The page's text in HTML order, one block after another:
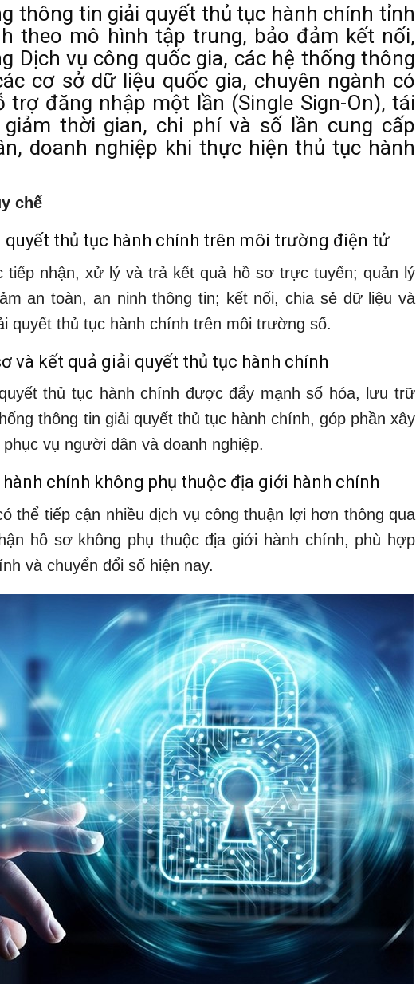
thông tin giải quyết thủ tục hành chính tỉnh
theo mô hình tập trung, bảo đảm kết nối,
Dịch vụ công quốc gia, các hệ thống thông
cơ sở dữ liệu quốc gia, chuyên ngành có
trợ đăng nhập một lần (Single Sign-On), tái
thời gian, chi phí và số lần cung cấp
doanh nghiệp khi thực hiện thủ tục hành
chế
quyết thủ tục hành chính trên môi trường điện tử
tiếp nhận, xử lý và trả kết quả hồ sơ trực tuyến; quản lý
an toàn, an ninh thông tin; kết nối, chia sẻ dữ liệu và
quyết thủ tục hành chính trên môi trường số.
và kết quả giải quyết thủ tục hành chính
thủ tục hành chính được đẩy mạnh số hóa, lưu trữ
thông tin giải quyết thủ tục hành chính, góp phần xây
vụ người dân và doanh nghiệp.
chính không phụ thuộc địa giới hành chính
thể tiếp cận nhiều dịch vụ công thuận lợi hơn thông qua
hồ sơ không phụ thuộc địa giới hành chính, phù hợp
và chuyển đổi số hiện nay.